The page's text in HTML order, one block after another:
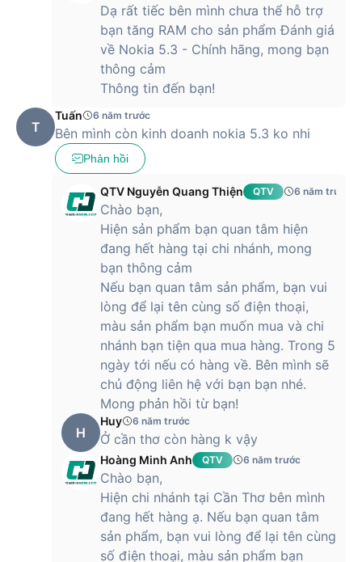
Dạ rất tiếc bên mình chưa thể hỗ trợ
bạn tăng RAM cho sản phẩm Đánh giá
về Nokia 5.3 - Chính hãng, mong bạn
thông cảm
Thông tin đến bạn!
T
Tuấn 6 năm trước
Bên mình còn kinh doanh nokia 5.3 ko nhi
Phản hồi
QTV Nguyễn Quang Thiện QTV 6 năm trước
Chào bạn,
Hiện sản phẩm bạn quan tâm hiện
đang hết hàng tại chi nhánh, mong
bạn thông cảm
Nếu bạn quan tâm sản phẩm, bạn vui
lòng để lại tên cùng số điện thoại,
màu sản phẩm bạn muốn mua và chi
nhánh bạn tiện qua mua hàng. Trong 5
ngày tới nếu có hàng về. Bên mình sẽ
chủ động liên hệ với bạn bạn nhé.
Mong phản hồi từ bạn!
H
Huy 6 năm trước
Ở cần thơ còn hàng k vậy
Hoàng Minh Anh QTV 6 năm trước
Chào bạn,
Hiện chi nhánh tại Cần Thơ bên mình
đang hết hàng ạ. Nếu bạn quan tâm
sản phẩm, bạn vui lòng để lại tên cùng
số điện thoại, màu sản phẩm bạn